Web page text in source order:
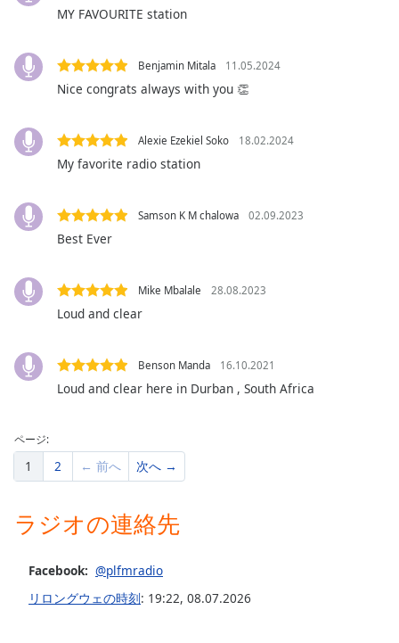
Picture-
in-
This
window.
Beginning
dialog
window.
cancel
and
window.
Text
MY FAVOURITE station
Benjamin Mitala 11.05.2024
Nice congrats always with you 👏
Alexie Ezekiel Soko 18.02.2024
My favorite radio station
Samson K M chalowa 02.09.2023
Best Ever
Mike Mbalale 28.08.2023
Loud and clear
Benson Manda 16.10.2021
Loud and clear here in Durban , South Africa
ページ:
1 2 ← 前へ 次へ →
ラジオの連絡先
Facebook: @plfmradio
リロングウェの時刻: 19:22, 08.07.2026